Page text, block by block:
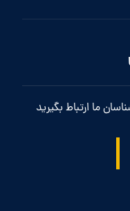
ما ارتباط بگیرید